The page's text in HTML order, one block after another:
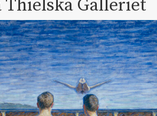
Thielska Galleriet